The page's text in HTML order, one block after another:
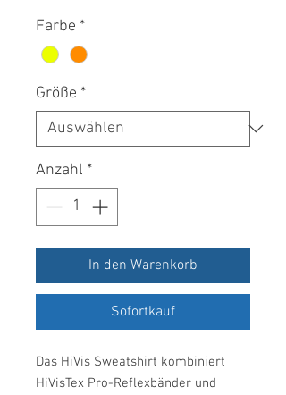
Farbe *
Größe *
Anzahl *
In den Warenkorb
Sofortkauf
Das HiVis Sweatshirt kombiniert
HiVisTex Pro-Reflexbänder und